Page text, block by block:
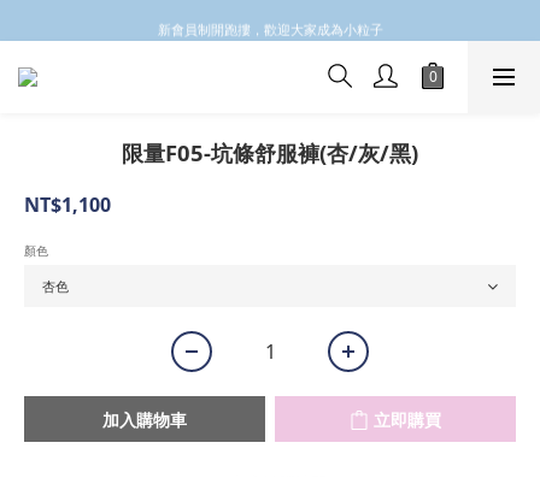
✩✩✩新會員註冊會員email 領取$100購物金✩✩✩
新會員制開跑摟，歡迎大家成為小粒子
✩✩✩新會員註冊會員email 領取$100購物金✩✩✩
限量F05-坑條舒服褲(杏/灰/黑)
NT$1,100
顏色
加入購物車 立即購買